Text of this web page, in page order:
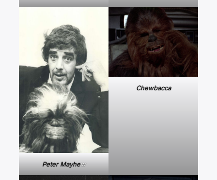
Peter Mayhew
Chewbacca